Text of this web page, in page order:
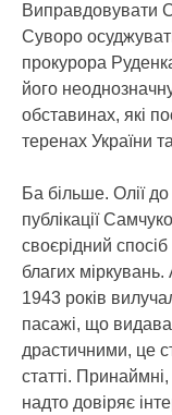
Виправдовувати
Суворо
прокурора
його
обставинах, які
теренах України
Ба більше. Олії
публікації
своєрідний
благих
1943 років
пасажі, що
драстичними, це
статті.
надто довіряє